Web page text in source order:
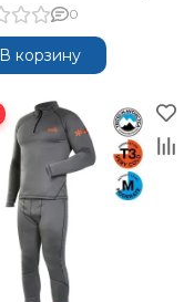
0
В корзину